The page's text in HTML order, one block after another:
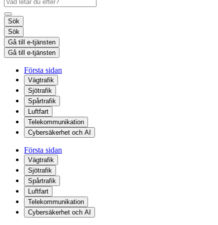
Sök
Sök
Gå till e-tjänsten
Gå till e-tjänsten
Första sidan
Vägtrafik
Sjötrafik
Spårtrafik
Luftfart
Telekommunikation
Cybersäkerhet och AI
Första sidan
Vägtrafik
Sjötrafik
Spårtrafik
Luftfart
Telekommunikation
Cybersäkerhet och AI